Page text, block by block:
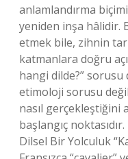
anlamlandırma
yeniden inşa hâlidir.
etmek bile, zihnin
katmanlara doğru
hangi dilde?” sorusu
etimoloji sorusu
nasıl gerçekleştiğini
başlangıç
Dilsel Bir Yolculuk